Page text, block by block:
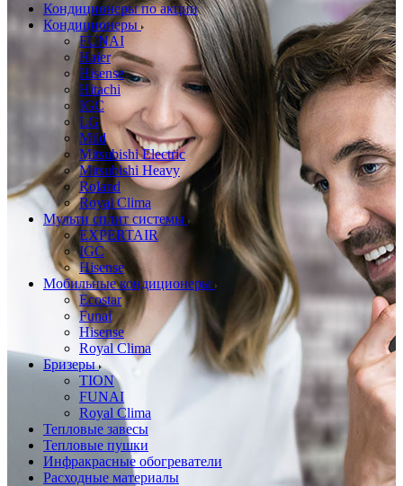
Кондиционеры по акции
Кондиционеры
FUNAI
Haier
Hisense
Hitachi
IGC
LG
Mild
Mitsubishi Electric
Mitsubishi Heavy
Roland
Royal Clima
Мульти сплит системы
EXPERTAIR
IGC
Hisense
Мобильные кондиционеры
Ecostar
Funai
Hisense
Royal Clima
Бризеры
TION
FUNAI
Royal Clima
Тепловые завесы
Тепловые пушки
Инфракрасные обогреватели
Расходные материалы